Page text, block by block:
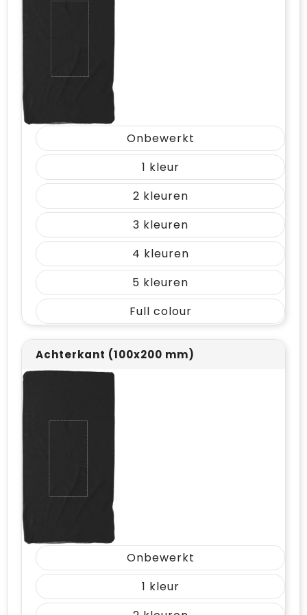
Vrije tijd en Strand
Waterflesjes
Winterse inspiratie
Themapakketten
Draagtassen
Golftassen
Trolleys
Goodiebags
Onbewerkt
1
2
3
4
5
Full colour
Achterkant (100x200 mm)
Onbewerkt
1